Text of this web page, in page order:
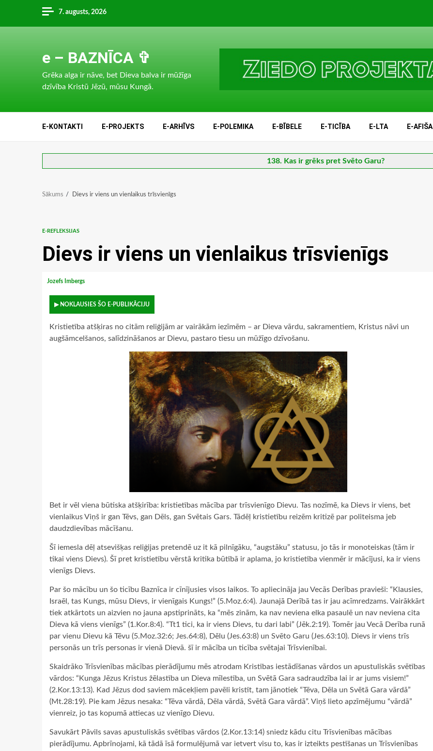
content
7. augusts, 2026
e – BAZNĪCA ✞
Grēka alga ir nāve, bet Dieva balva ir mūžīga
dzīvība Kristū Jēzū, mūsu Kungā.
E-KONTAKTI E-PROJEKTS E-ARHĪVS E-POLEMIKA E-BĪBELE E-TICĪBA E-LTA E-AFIŠA
138. Kas ir grēks pret Svēto Garu?
Sākums Dievs ir viens un vienlaikus trīsvienīgs
E-REFLEKSIJAS
Dievs ir viens un vienlaikus trīsvienīgs
Jozefs Imbergs
▶ NOKLAUSIES ŠO E-PUBLIKĀCIJU
Kristietība atšķiras no citām reliģijām ar vairākām iezīmēm – ar Dieva vārdu, sakramentiem, Kristus nāvi un
augšāmcelšanos, salīdzināšanos ar Dievu, pastaro tiesu un mūžīgo dzīvošanu.
Bet ir vēl viena būtiska atšķirība: kristietības mācība par trīsvienīgo Dievu. Tas nozīmē, ka Dievs ir viens, bet
vienlaikus Viņš ir gan Tēvs, gan Dēls, gan Svētais Gars. Tādēļ kristietību reizēm kritizē par politeisma jeb
daudzdievības mācīšanu.
Šī iemesla dēļ atsevišķas reliģijas pretendē uz it kā pilnīgāku, “augstāku” statusu, jo tās ir monoteiskas (tām ir
tikai viens Dievs). Šī pret kristietību vērstā kritika būtībā ir aplama, jo kristietība vienmēr ir mācījusi, ka ir viens
vienīgs Dievs.
Par šo mācību un šo ticību Baznīca ir cīnījusies visos laikos. To apliecināja jau Vecās Derības pravieši: “Klausies,
Israēl, tas Kungs, mūsu Dievs, ir vienīgais Kungs!” (5.Moz.6:4). Jaunajā Derībā tas ir jau acīmredzams. Vairākkārt
tiek atkārtots un aizvien no jauna apstiprināts, ka “mēs zinām, ka nav neviena elka pasaulē un nav neviena cita
Dieva kā viens vienīgs” (1.Kor.8:4). “Tt1 tici, ka ir viens Dievs, tu dari labi” (Jēk.2:19). Tomēr jau Vecā Derība runā
par vienu Dievu kā Tēvu (5.Moz.32:6; Jes.64:8), Dēlu (Jes.63:8) un Svēto Garu (Jes.63:10). Dievs ir viens trīs
personās un trīs personas ir vienā Dievā. šī ir mācība un ticība svētajai Trīsvienībai.
Skaidrāko Trīsvienības mācības pierādījumu mēs atrodam Kristības iestādīšanas vārdos un apustuliskās svētības
vārdos: “Kunga Jēzus Kristus žēlastība un Dieva mīlestība, un Svētā Gara sadraudzība lai ir ar jums visiem!”
(2.Kor.13:13). Kad Jēzus dod saviem mācekļiem pavēli kristīt, tam jānotiek “Tēva, Dēla un Svētā Gara vārdā”
(Mt.28:19). Pie kam Jēzus nesaka: “Tēva vārdā, Dēla vārdā, Svētā Gara vārdā”. Viņš lieto apzīmējumu “vārdā”
vienreiz, jo tas kopumā attiecas uz vienīgo Dievu.
Savukārt Pāvils savas apustuliskās svētības vārdos (2.Kor.13:14) sniedz kādu citu Trīsvienības mācības
pierādījumu. Apbrīnojami, kā tādā īsā formulējumā var ietvert visu to, kas ir izteikts pestīšanas un Trīsvienības